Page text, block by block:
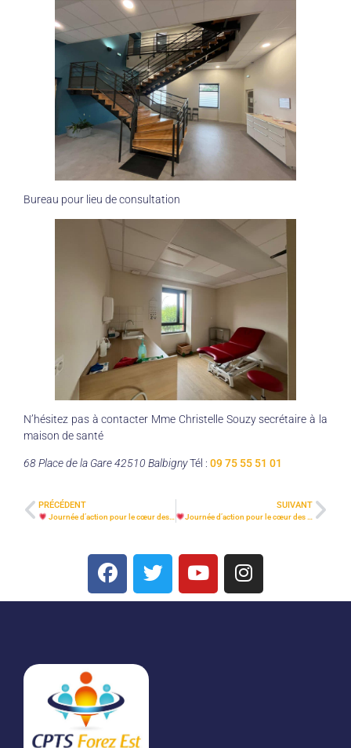
Bureau pour lieu de consultation
N’hésitez pas à contacter Mme Christelle Souzy secrétaire à la
maison de santé
68 Place de la Gare 42510 BalbignyTél : 09 75 55 51 01
PRÉCÉDENT
Journée d’action pour le cœur des femmes 29 septembre 2025
SUIVANT
Journée d’action pour le cœur des femmes